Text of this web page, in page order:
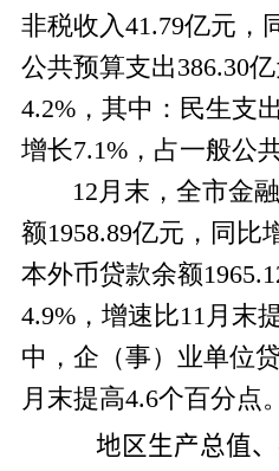
非税收入41.79亿元，
公共预算支出386.30
4.2%，其中：民生支
增长7.1%，占一般公
12月末，全市金
额1958.89亿元，同比
本外币贷款余额
4.9%，增速比11月末
中，企（事）业单位
月末提高4.6个百分点。
地区生产总值